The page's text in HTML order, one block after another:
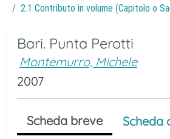
2.1 Contributo in volume (Capitolo o
Bari. Punta Perotti
Montemurro, Michele
2007
Scheda breve
Scheda